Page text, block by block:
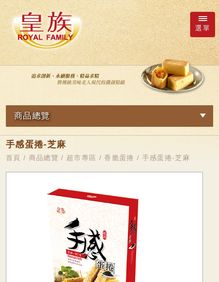
選單
語系
繁體中文
日本語
English
简体中文
關於我們
最新消息
商品總覽
網路訂購
新品專區
皇族Family
超市專區
軟Q麻糬系列
可可麻糬系列
袋裝麻糬系列
手感蛋捲-芝麻
首頁 / 商品總覽 / 超市專區 / 香脆蛋捲 / 手感蛋捲-芝麻